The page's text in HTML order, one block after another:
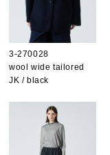
3-270028
wool wide tailored
JK / black